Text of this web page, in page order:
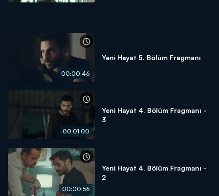
00:00:46
Yeni Hayat 5. Bölüm Fragmanı
00:01:00
Yeni Hayat 4. Bölüm Fragmanı -
3
00:00:56
Yeni Hayat 4. Bölüm Fragmanı -
2